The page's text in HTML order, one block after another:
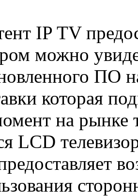
IP TV
можно
ПО
которая
на рынке
LCD